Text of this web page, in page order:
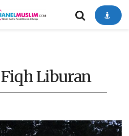
Liburan